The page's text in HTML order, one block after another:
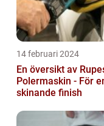
14 februari 2024
En översikt av
Polermaskin - För
skinande finish